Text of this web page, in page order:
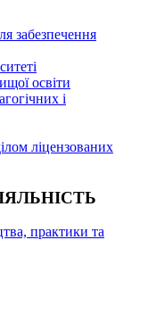
забезпечення
освіти
і
ліцензoваних
практики та